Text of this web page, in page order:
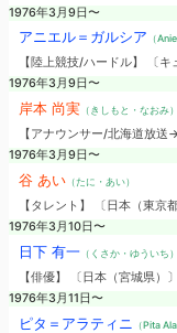
1976年3月9日〜
アニエル＝ガルシア （
【陸上競技/ハードル】 〔キ
1976年3月9日〜
岸本 尚実（きしもと・なおみ）
【アナウンサー/北海道放送
1976年3月9日〜
谷 あい（たに・あい）
【タレント】 〔日本（東京都
1976年3月10日〜
日下 有一（くさか・ゆういち）
【俳優】 〔日本（宮城県）〕
1976年3月11日〜
ピタ＝アラティニ （Pita